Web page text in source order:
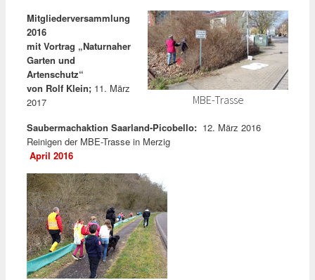
MBE-Trasse
Mitgliederversammlung
2016
mit Vortrag „Naturnaher
Garten und
Artenschutz“
von Rolf Klein; 11. März
2017
Saubermachaktion Saarland-Picobello: 12. März 2016
Reinigen der MBE-Trasse in Merzig
April 2016